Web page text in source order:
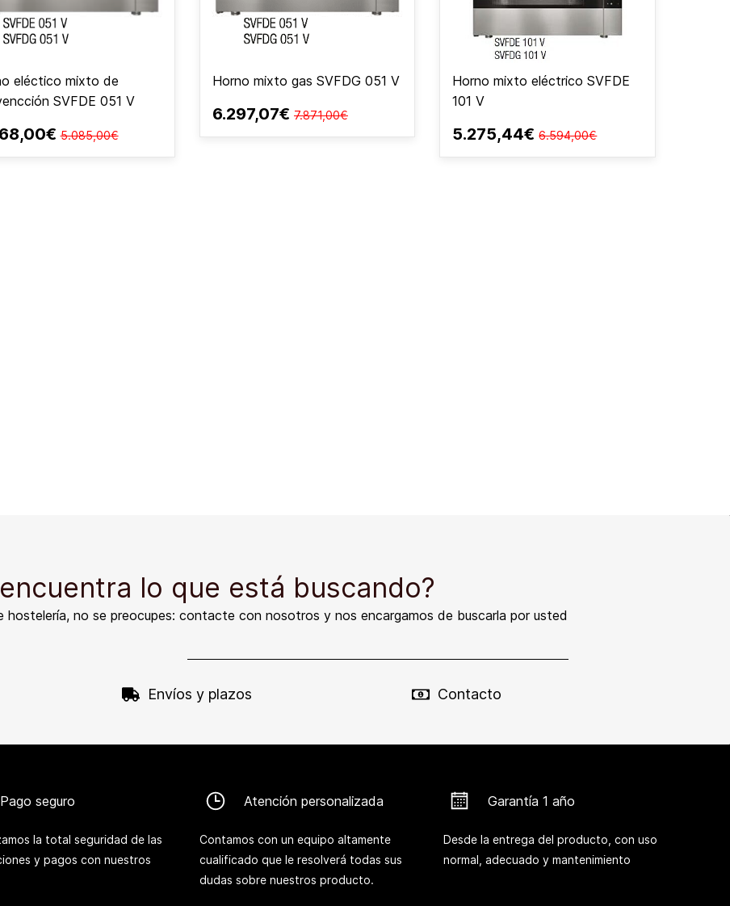
eléctico mixto de
SVFDE 051 V
5.085,00€
Horno mixto gas SVFDG 051 V
6.297,07€ 7.871,00€
Horno mixto eléctrico SVFDE
101 V
5.275,44€ 6.594,00€
lo que está buscando?
hostelería, no se preocupes: contacte con nosotros y nos encargamos de buscarla por usted
Envíos y plazos Contacto
Pago seguro
la total seguridad de las
y pagos con nuestros
Atención personalizada
Contamos con un equipo altamente
cualificado que le resolverá todas sus
dudas sobre nuestros producto.
Garantía 1 año
Desde la entrega del producto, con uso
normal, adecuado y mantenimiento